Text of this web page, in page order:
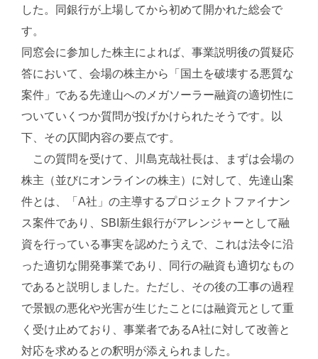
した。同銀行が上場してから初めて開かれた総会で
す。
同窓会に参加した株主によれば、事業説明後の質疑応
答において、会場の株主から「国土を破壊する悪質な
案件」である先達山へのメガソーラー融資の適切性に
ついていくつか質問が投げかけられたそうです。以
下、その仄聞内容の要点です。
この質問を受けて、川島克哉社長は、まずは会場の
株主（並びにオンラインの株主）に対して、先達山案
件とは、「A社」の主導するプロジェクトファイナン
ス案件であり、SBI新生銀行がアレンジャーとして融
資を行っている事実を認めたうえで、これは法令に沿
った適切な開発事業であり、同行の融資も適切なもの
であると説明しました。ただし、その後の工事の過程
で景観の悪化や光害が生じたことには融資元として重
く受け止めており、事業者であるA社に対して改善と
対応を求めるとの釈明が添えられました。